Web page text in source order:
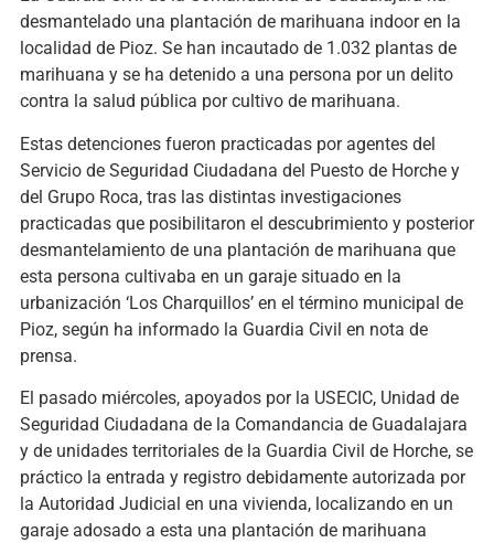
desmantelado una plantación de marihuana indoor en la
localidad de Pioz. Se han incautado de 1.032 plantas de
marihuana y se ha detenido a una persona por un delito
contra la salud pública por cultivo de marihuana.
Estas detenciones fueron practicadas por agentes del
Servicio de Seguridad Ciudadana del Puesto de Horche y
del Grupo Roca, tras las distintas investigaciones
practicadas que posibilitaron el descubrimiento y posterior
desmantelamiento de una plantación de marihuana que
esta persona cultivaba en un garaje situado en la
urbanización ‘Los Charquillos’ en el término municipal de
Pioz, según ha informado la Guardia Civil en nota de
prensa.
El pasado miércoles, apoyados por la USECIC, Unidad de
Seguridad Ciudadana de la Comandancia de Guadalajara
y de unidades territoriales de la Guardia Civil de Horche, se
práctico la entrada y registro debidamente autorizada por
la Autoridad Judicial en una vivienda, localizando en un
garaje adosado a esta una plantación de marihuana